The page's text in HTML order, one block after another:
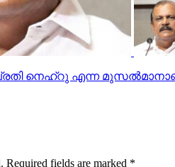
നെഹ്‌റു എന്ന
Required fields are marked *